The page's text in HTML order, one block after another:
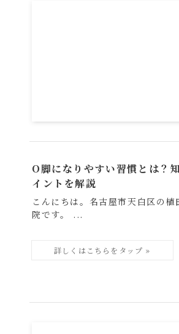
O脚になりやすい習慣とは？
イントを解説
こんにちは。名古屋市天白区の
院です。 ...